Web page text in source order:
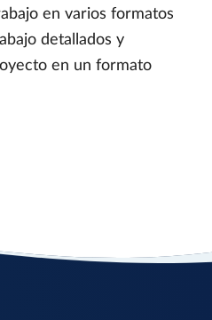
en varios formatos
detallados y
en un formato